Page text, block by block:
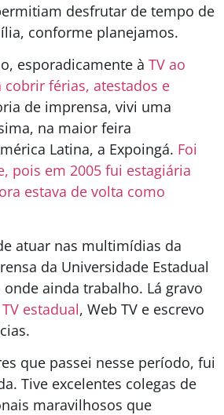
desfrutar de tempo de
conforme planejamos.
esporadicamente à TV ao
férias, atestados e
de imprensa, vivi uma
na maior feira
Latina, a Expoingá. Foi
pois em 2005 fui estagiária
estava de volta como
atuar nas multimídias da
da Universidade Estadual
onde ainda trabalho. Lá gravo
TV estadual, Web TV e escrevo
que passei nesse período, fui
Tive excelentes colegas de
maravilhosos que